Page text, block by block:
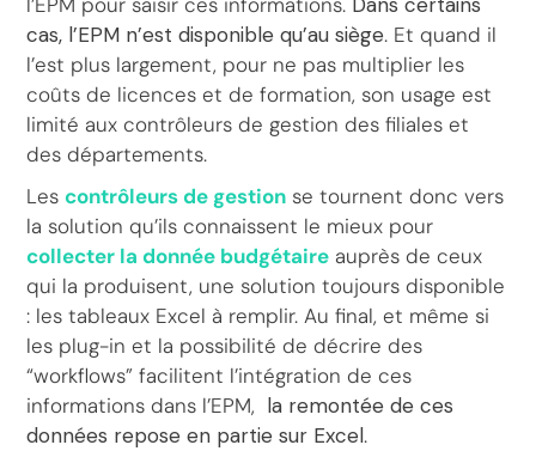
l’EPM pour saisir ces informations. Dans certains
cas, l’EPM n’est disponible qu’au siège. Et quand il
l’est plus largement, pour ne pas multiplier les
coûts de licences et de formation, son usage est
limité aux contrôleurs de gestion des filiales et
des départements.
Lescontrôleurs de gestion se tournent donc vers
la solution qu’ils connaissent le mieux pour
collecter la donnée budgétaire auprès de ceux
qui la produisent, une solution toujours disponible
: les tableaux Excel à remplir. Au final, et même si
les plug-in et la possibilité de décrire des
“workflows” facilitent l’intégration de ces
informations dans l’EPM, la remontée de ces
données repose en partie sur Excel.